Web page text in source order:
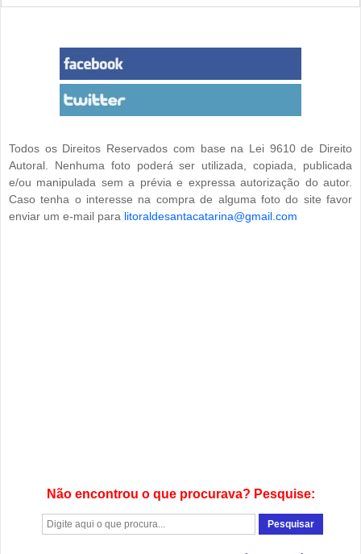
Todos os Direitos Reservados com base na Lei 9610 de Direito
Autoral. Nenhuma foto poderá ser utilizada, copiada, publicada
e/ou manipulada sem a prévia e expressa autorização do autor.
Caso tenha o interesse na compra de alguma foto do site favor
enviar um e-mail para litoraldesantacatarina@gmail.com
Não encontrou o que procurava? Pesquise: